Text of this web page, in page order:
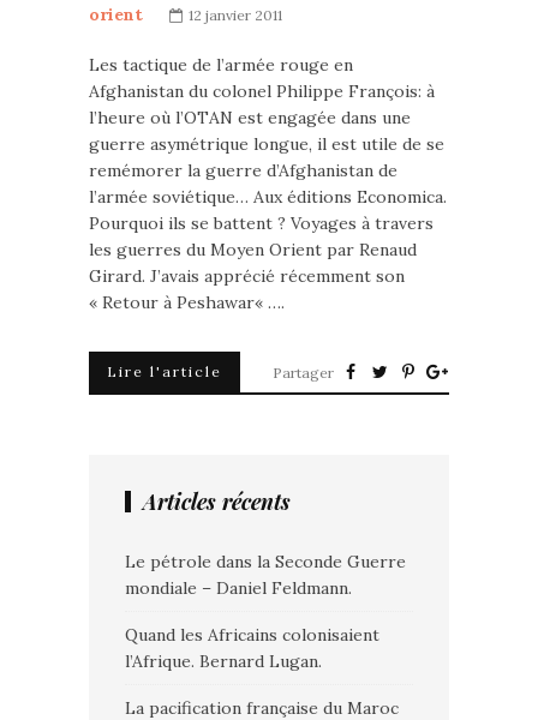
orient
12 janvier 2011
Les tactique de l’armée rouge en
Afghanistan du colonel Philippe François: à
l’heure où l’OTAN est engagée dans une
guerre asymétrique longue, il est utile de se
remémorer la guerre d’Afghanistan de
l’armée soviétique… Aux éditions Economica.
Pourquoi ils se battent ? Voyages à travers
les guerres du Moyen Orient par Renaud
Girard. J’avais apprécié récemment son
« Retour à Peshawar« ….
Lire l'article Partager
Articles récents
Le pétrole dans la Seconde Guerre
mondiale – Daniel Feldmann.
Quand les Africains colonisaient
l’Afrique. Bernard Lugan.
La pacification française du Maroc